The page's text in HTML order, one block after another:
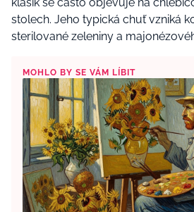
stolech. Jeho typická chuť vzniká
sterilované zeleniny a
MOHLO BY SE VÁM LÍBIT